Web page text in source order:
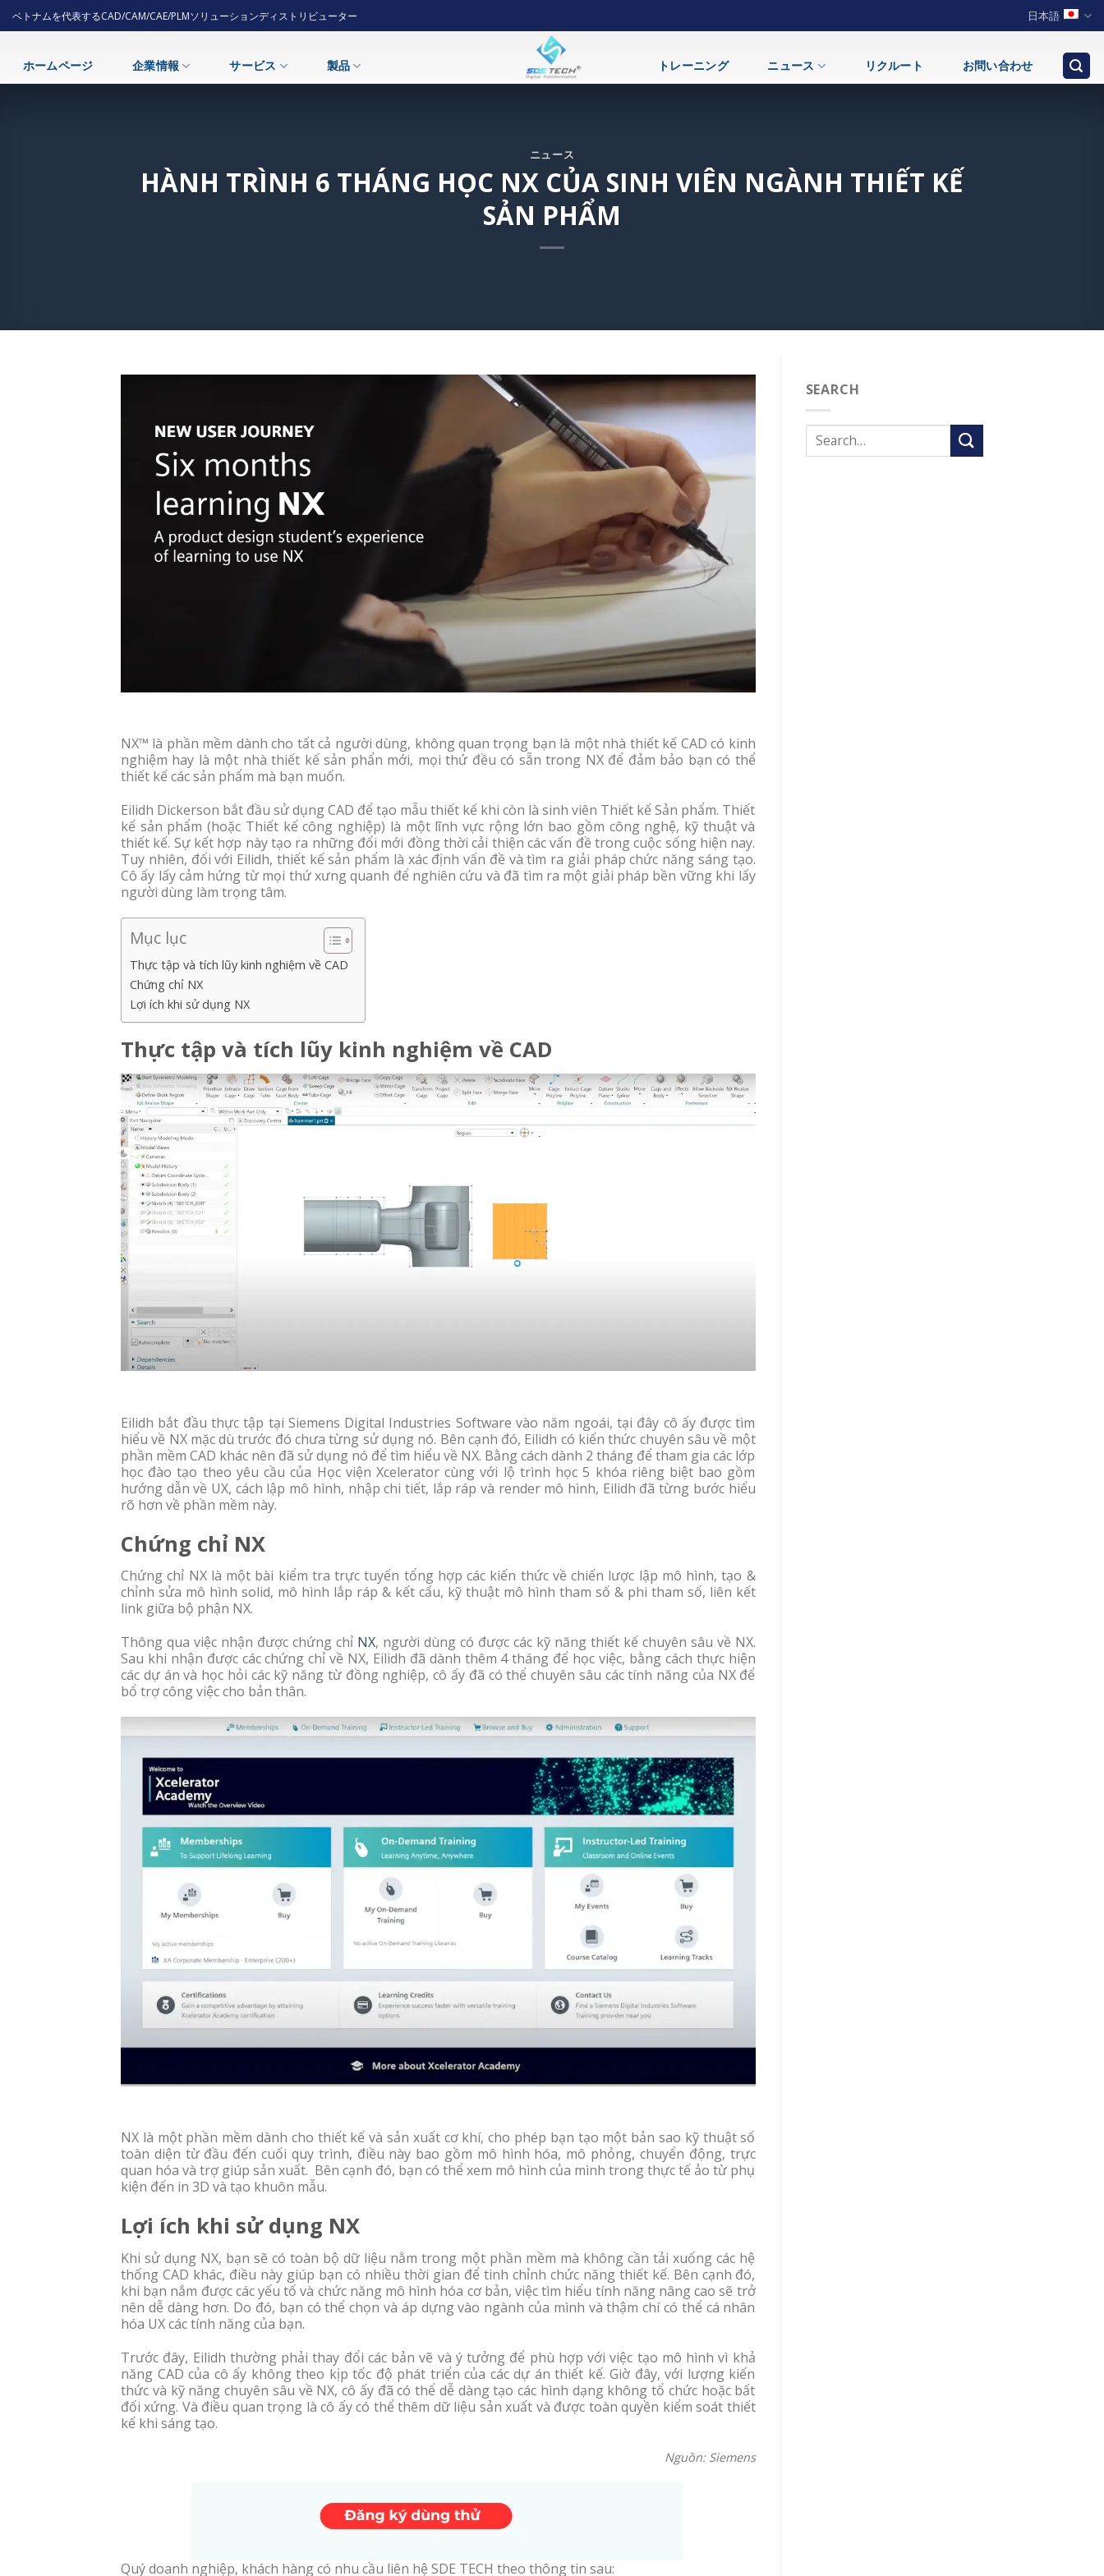
Skip
to
ベトナムを代表するCAD/CAM/CAE/PLMソリューションディストリビューター 日本語
ホームページ 企業情報 サービス 製品 トレーニング ニュース リクルート お問い合わせ
ニュース
HÀNH TRÌNH 6 THÁNG HỌC NX CỦA SINH VIÊN NGÀNH THIẾT KẾ
SẢN PHẨM
NX™ là phần mềm dành cho tất cả người dùng, không quan trọng bạn là một nhà thiết kế CAD có kinh
nghiệm hay là một nhà thiết kế sản phẩn mới, mọi thứ đều có sẵn trong NX để đảm bảo bạn có thể
thiết kế các sản phẩm mà bạn muốn.
Eilidh Dickerson bắt đầu sử dụng CAD để tạo mẫu thiết kế khi còn là sinh viên Thiết kế Sản phẩm. Thiết
kế sản phẩm (hoặc Thiết kế công nghiệp) là một lĩnh vực rộng lớn bao gồm công nghệ, kỹ thuật và
thiết kế. Sự kết hợp này tạo ra những đổi mới đồng thời cải thiện các vấn đề trong cuộc sống hiện nay.
Tuy nhiên, đối với Eilidh, thiết kế sản phẩm là xác định vấn đề và tìm ra giải pháp chức năng sáng tạo.
Cô ấy lấy cảm hứng từ mọi thứ xưng quanh để nghiên cứu và đã tìm ra một giải pháp bền vững khi lấy
người dùng làm trọng tâm.
Mục lục
Thực tập và tích lũy kinh nghiệm về CAD
Chứng chỉ NX
Lợi ích khi sử dụng NX
Thực tập và tích lũy kinh nghiệm về CAD
Eilidh bắt đầu thực tập tại Siemens Digital Industries Software vào năm ngoái, tại đây cô ấy được tìm
hiểu về NX mặc dù trước đó chưa từng sử dụng nó. Bên cạnh đó, Eilidh có kiến thức chuyên sâu về một
phần mềm CAD khác nên đã sử dụng nó để tìm hiểu về NX. Bằng cách dành 2 tháng để tham gia các lớp
học đào tạo theo yêu cầu của Học viện Xcelerator cùng với lộ trình học 5 khóa riêng biệt bao gồm
hướng dẫn về UX, cách lập mô hình, nhập chi tiết, lắp ráp và render mô hình, Eilidh đã từng bước hiểu
rõ hơn về phần mềm này.
Chứng chỉ NX
Chứng chỉ NX là một bài kiểm tra trực tuyến tổng hợp các kiến thức về chiến lược lập mô hình, tạo &
chỉnh sửa mô hình solid, mô hình lắp ráp & kết cấu, kỹ thuật mô hình tham số & phi tham số, liên kết
link giữa bộ phận NX.
Thông qua việc nhận được chứng chỉ NX, người dùng có được các kỹ năng thiết kế chuyên sâu về NX.
Sau khi nhận được các chứng chỉ về NX, Eilidh đã dành thêm 4 tháng để học việc, bằng cách thực hiện
các dự án và học hỏi các kỹ năng từ đồng nghiệp, cô ấy đã có thể chuyên sâu các tính năng của NX để
bổ trợ công việc cho bản thân.
NX là một phần mềm dành cho thiết kế và sản xuất cơ khí, cho phép bạn tạo một bản sao kỹ thuật số
toàn diện từ đầu đến cuối quy trình, điều này bao gồm mô hình hóa, mô phỏng, chuyển động, trực
quan hóa và trợ giúp sản xuất. Bên cạnh đó, bạn có thể xem mô hình của mình trong thực tế ảo từ phụ
kiện đến in 3D và tạo khuôn mẫu.
Lợi ích khi sử dụng NX
Khi sử dụng NX, bạn sẽ có toàn bộ dữ liệu nằm trong một phần mềm mà không cần tải xuống các hệ
thống CAD khác, điều này giúp bạn có nhiều thời gian để tinh chỉnh chức năng thiết kế. Bên cạnh đó,
khi bạn nắm được các yếu tố và chức năng mô hình hóa cơ bản, việc tìm hiểu tính năng nâng cao sẽ trở
nên dễ dàng hơn. Do đó, bạn có thể chọn và áp dựng vào ngành của mình và thậm chí có thể cá nhân
hóa UX các tính năng của bạn.
Trước đây, Eilidh thường phải thay đổi các bản vẽ và ý tưởng để phù hợp với việc tạo mô hình vì khả
năng CAD của cô ấy không theo kịp tốc độ phát triển của các dự án thiết kế. Giờ đây, với lượng kiến
thức và kỹ năng chuyên sâu về NX, cô ấy đã có thể dễ dàng tạo các hình dạng không tổ chức hoặc bất
đối xứng. Và điều quan trọng là cô ấy có thể thêm dữ liệu sản xuất và được toàn quyền kiểm soát thiết
kế khi sáng tạo.
Nguồn: Siemens
Quý doanh nghiệp, khách hàng có nhu cầu liên hệ SDE TECH theo thông tin sau:
SEARCH